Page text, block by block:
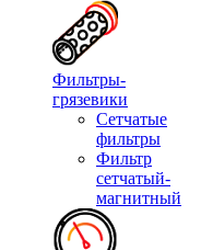
Фильтры-
грязевики
Сетчатые
фильтры
Фильтр
сетчатый-
магнитный